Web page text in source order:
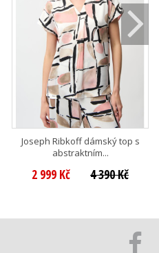
Joseph Ribkoff dámský top s
abstraktním...
2 999 Kč 4 390 Kč